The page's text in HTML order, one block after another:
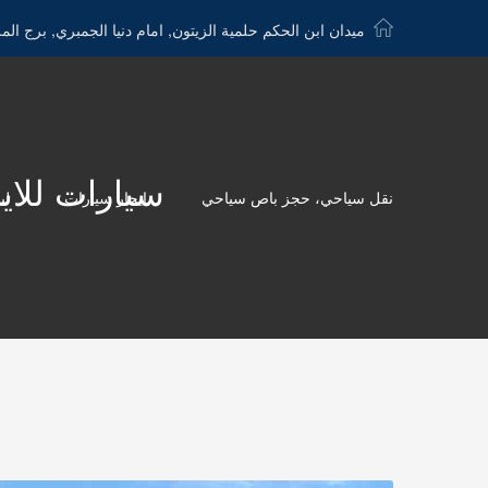
ميدان ابن الحكم حلمية الزيتون, امام دنيا الجمبري, برج
نقل سياحي، حجز باص سياحي ايجار سيارات
سيارات للايجار الى